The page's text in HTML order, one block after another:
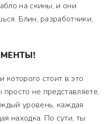
на скины, и они
Блин, разработчики,
которого стоит в это
не представляете,
уровень, каждая
находка. По сути, ты